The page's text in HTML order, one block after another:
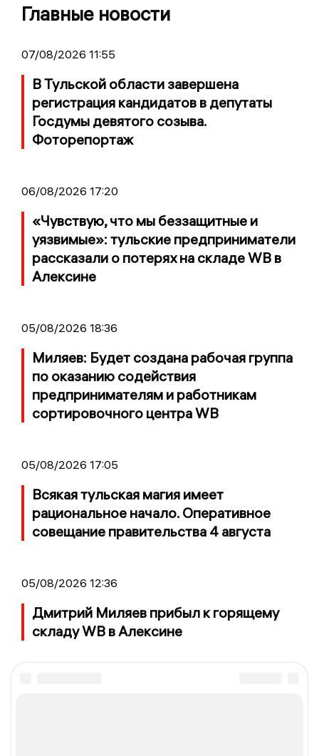
Главные новости
07/08/2026 11:55
В Тульской области завершена
регистрация кандидатов в депутаты
Госдумы девятого созыва.
Фоторепортаж
06/08/2026 17:20
«Чувствую, что мы беззащитные и
уязвимые»: тульские предприниматели
рассказали о потерях на складе WB в
Алексине
05/08/2026 18:36
Миляев: Будет создана рабочая группа
по оказанию содействия
предпринимателям и работникам
сортировочного центра WB
05/08/2026 17:05
Всякая тульская магия имеет
рациональное начало. Оперативное
совещание правительства 4 августа
05/08/2026 12:36
Дмитрий Миляев прибыл к горящему
складу WB в Алексине